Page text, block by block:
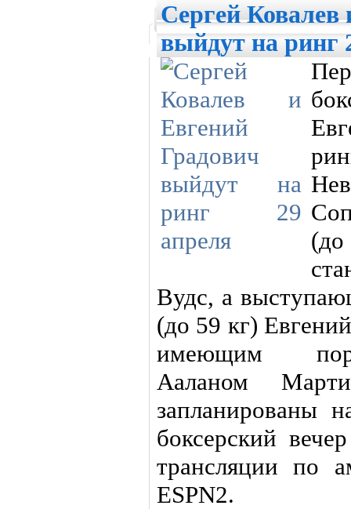
Сергей Ковалев
выйдут на ринг
(до
Вудс, а
(до 59 кг)
имеющим
Ааланом
запланированы
боксерский
трансляции по
ESPN2.